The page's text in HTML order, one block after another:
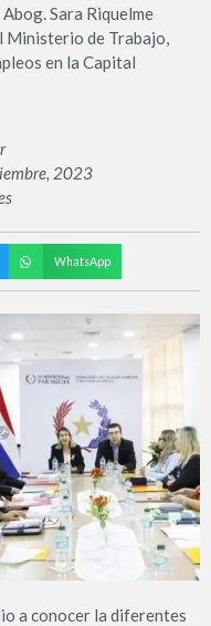
Sara Riquelme
Ministerio de Trabajo,
en la Capital
2023
WhatsApp
a conocer la diferentes